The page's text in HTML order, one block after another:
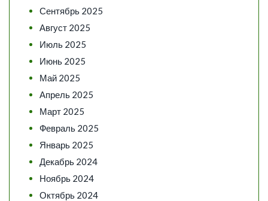
Сентябрь 2025
Август 2025
Июль 2025
Июнь 2025
Май 2025
Апрель 2025
Март 2025
Февраль 2025
Январь 2025
Декабрь 2024
Ноябрь 2024
Октябрь 2024